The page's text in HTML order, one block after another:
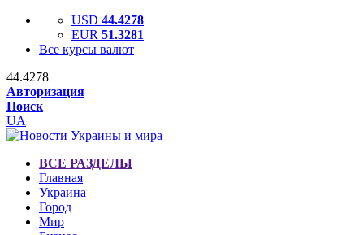
USD 44.4278
EUR 51.3281
Все курсы валют
44.4278
Авторизация
Поиск
UA
ВСЕ РАЗДЕЛЫ
Главная
Украина
Город
Мир